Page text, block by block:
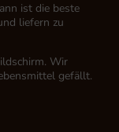
ist die beste
liefern zu
Wir
gefällt.